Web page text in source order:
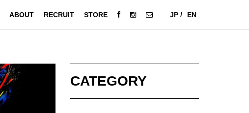
ABOUT RECRUIT STORE JP / EN
CATEGORY